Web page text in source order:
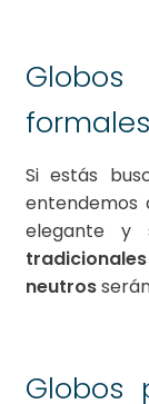
formales
Si estás
entendemos
elegante y
neutros
Globos